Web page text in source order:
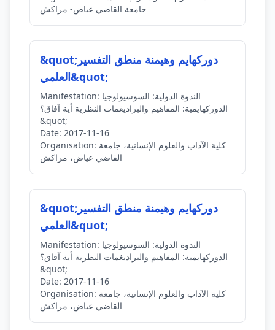
جامعة القاضي عياض- مراكش
&quot;دوركهايم وهيمنة منطق التفسير
العلمي&quot;
Manifestation:
الدوركهايمية: المفاهيم والبراديغمات النظرية أية آفاق؟
&quot;
Date: 2017-11-16
Organisation:
القاضي عياض، مراكش
&quot;دوركهايم وهيمنة منطق التفسير
العلمي&quot;
Manifestation:
الدوركهايمية: المفاهيم والبراديغمات النظرية أية آفاق؟
&quot;
Date: 2017-11-16
Organisation:
القاضي عياض، مراكش